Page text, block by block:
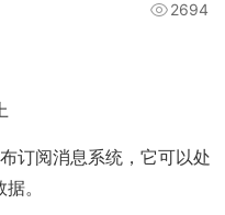
2694
订阅消息系统，它可以处
。